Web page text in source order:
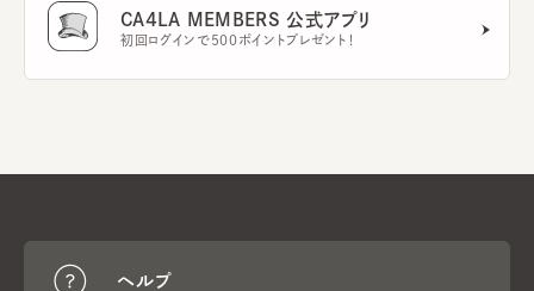
CA4LA MEMBERS 公式アプリ
初回ログインで500ポイントプレゼント！
ヘルプ